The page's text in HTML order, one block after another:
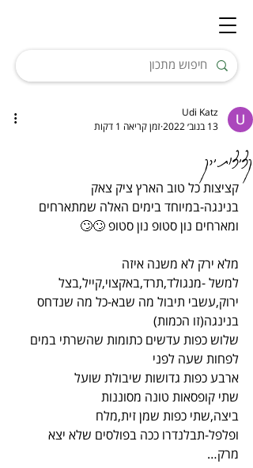
קציצות ירק
Udi Katz
13 בנוב׳ 2022
זמן קריאה 1 דקות
קציצות כל טוב הארץ ציק צאק
בנינגה-במיוחד בימים האלה שמתארחים
ומארחים נון סטופ נון סטופ 🙄🙄
מלא ירק לא משנה איזה
למשל -מנגולד,תרד,באקצוי,קייל,בצל
ירוק,עשבי תיבול מה שבא-כל מה שנדחס
בנינגה(זו הכמות)
שלוש כפות עדשים כתומות שהשרתי במים
לפחות שעה לפני
ארבע כפות גדושות שיבולת שועל
שתי קופסאות טונה מסוננות
ביצה,שתי כפות שמן זית,מלח
ופלפל-תבלנדרו ככה בפולסים שלא יצא
מרק…